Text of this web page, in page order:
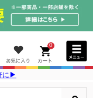
0
に▶